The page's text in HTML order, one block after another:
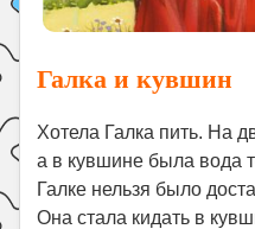
Галка и кувшин
Хотела Галка пить. На
а в кувшине была вода
Галке нельзя было
Она стала кидать в